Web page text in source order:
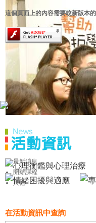
這個頁面上的內容需要較新版本
最新消息
開辦課程
其他
在活動資訊中查詢